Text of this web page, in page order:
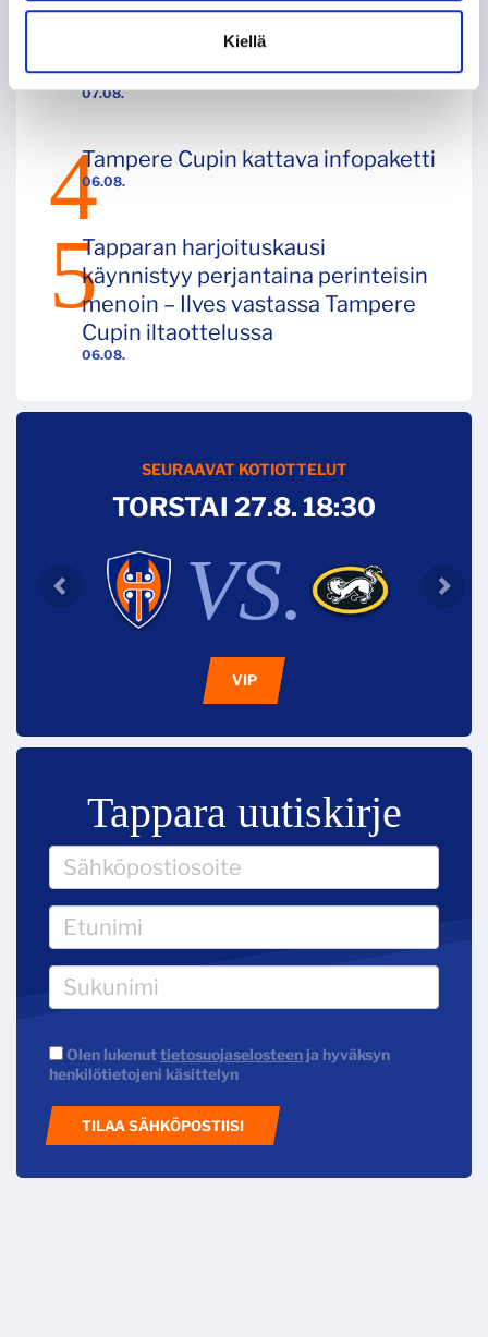
Kiellä
07.08.
Tappara eteni perjantaina Tampere
Cupin finaaliin – Ilves kumoon
Hakametsässä numeroin 3–2!
06.08.
Tampere Cupin kattava infopaketti
06.08.
Tapparan harjoituskausi
käynnistyy perjantaina perinteisin
menoin – Ilves vastassa Tampere
Cupin iltaottelussa
SEURAAVAT KOTIOTTELUT
TORSTAI 27.8. 18:30
VS.
VIP
Tappara uutiskirje
Olen lukenuttietosuojaselosteen ja hyväksyn
henkilötietojeni käsittelyn
TILAA SÄHKÖPOSTIISI